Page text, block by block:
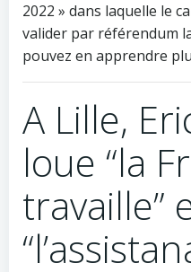
2022 » dans laquelle le
valider par référendum
pouvez en apprendre
A Lille,
loue “la
travaille”